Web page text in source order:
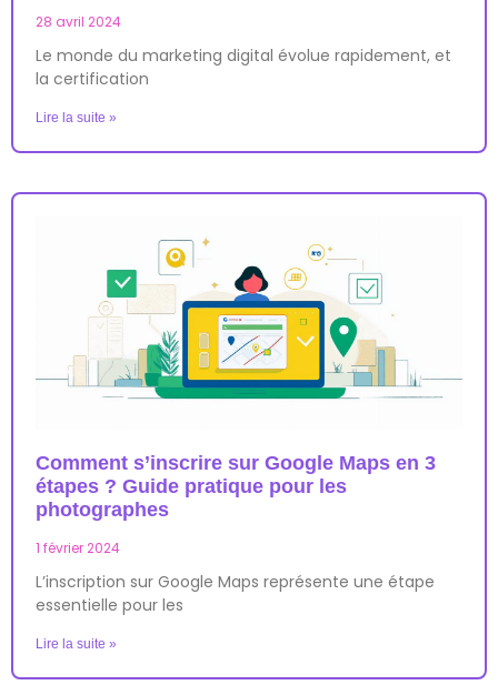
28 avril 2024
Le monde du marketing digital évolue rapidement, et
la certification
Lire la suite »
Comment s’inscrire sur Google Maps en 3
étapes ? Guide pratique pour les
photographes
1 février 2024
L’inscription sur Google Maps représente une étape
essentielle pour les
Lire la suite »